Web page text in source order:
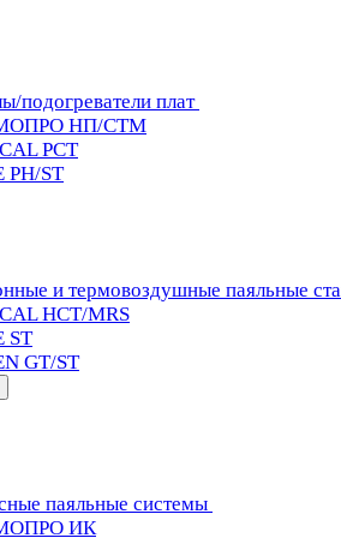
подогреватели плат
НП/СТМ
PCT
PH/ST
и термовоздушные паяльные
HCT/MRS
ST
GT/ST
паяльные системы
ИК